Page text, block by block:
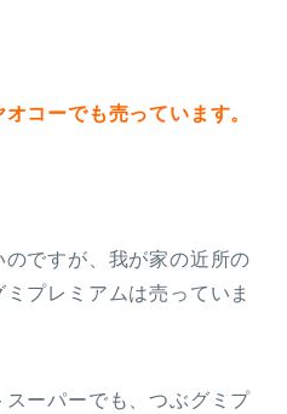
コーでも売っています。
ですが、我が家の近所の
プレミアムは売っていま
ーパーでも、つぶグミプ